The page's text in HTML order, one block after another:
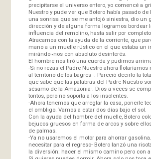
precipitarse el universo entero, yo comencé a
Nuestro y pude ver que Botero había pasado de
una sonrisa que se me antojó siniestra, dio un
dirección y de alguna forma logramos bordear
influencia del remolino, hasta salir por completo.
Atracamos con la ayuda de la corriente, que
mano a un muelle rústico en el que estaba un
mirándo¬nos con absoluto desinterés.
El hombre nos tiró una cuerda y pudimos
-Si no rezas el Padre Nuestro ahora flotaríamos
al territorio de los bagres -. Pareció decirlo la
que sabe que las palabras del Padre Nuestro
sésamo de la Amazonia-. Dios a veces se
tontos, pero no soporta a los insolentes.
-Ahora tenemos que arreglar la casa, ponerle
el ombligo. Vamos a estar dos días bajo el sol.
Con la ayuda del hombre del muelle, Botero
bejucos gruesos en forma de arcos y sobre
de palmas.
-Ya no usaremos el motor para ahorrar
necesitar para el regreso- Botero lanzó una
la diversión: hacer el mismo camino pero con